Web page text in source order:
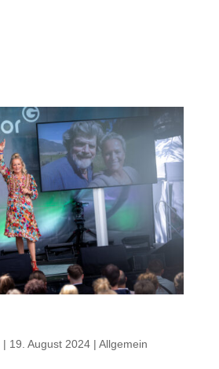
| 19. August 2024| Allgemein